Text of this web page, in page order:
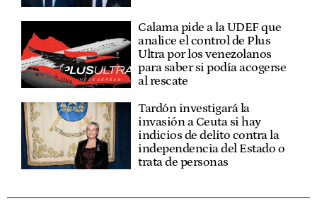
Calama pide a la UDEF que
analice el control de Plus
Ultra por los venezolanos
para saber si podía acogerse
al rescate
Tardón investigará la
invasión a Ceuta si hay
indicios de delito contra la
independencia del Estado o
trata de personas